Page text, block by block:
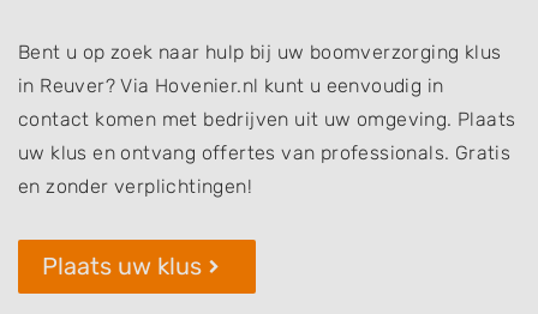
Bent u op zoek naar hulp bij uw boomverzorging klus
in Reuver? Via Hovenier.nl kunt u eenvoudig in
contact komen met bedrijven uit uw omgeving. Plaats
uw klus en ontvang offertes van professionals. Gratis
en zonder verplichtingen!
Plaats uw klus